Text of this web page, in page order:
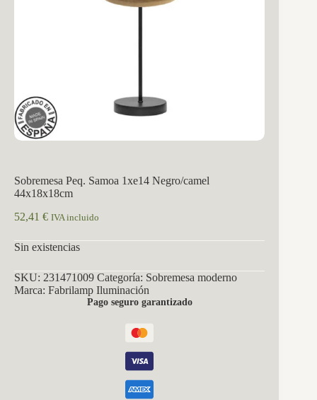
Sobremesa Peq. Samoa 1xe14 Negro/camel
44x18x18cm
52,41 € IVA incluido
Sin existencias
SKU: 231471009 Categoría: Sobremesa moderno
Marca: Fabrilamp Iluminación
Pago seguro garantizado